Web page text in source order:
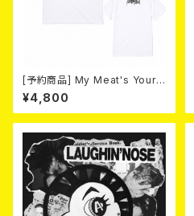
[予約商品] My Meat's Your
Poison -あんたにゃ毒でもオイ
ラにゃ薬- (WHITE) 熊本地震
復興支援T-shirt (XXL & XXX
予定！
¥4,800